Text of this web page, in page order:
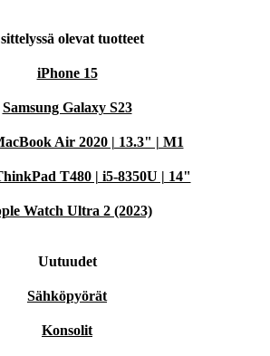
olevat tuotteet
iPhone 15
Samsung Galaxy S23
Air 2020 | 13.3" | M1
T480 | i5-8350U | 14"
Watch Ultra 2 (2023)
Uutuudet
Sähköpyörät
Konsolit